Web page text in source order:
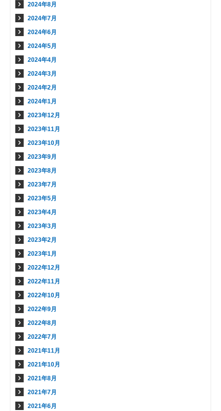
2024年8月
2024年7月
2024年6月
2024年5月
2024年4月
2024年3月
2024年2月
2024年1月
2023年12月
2023年11月
2023年10月
2023年9月
2023年8月
2023年7月
2023年5月
2023年4月
2023年3月
2023年2月
2023年1月
2022年12月
2022年11月
2022年10月
2022年9月
2022年8月
2022年7月
2021年11月
2021年10月
2021年8月
2021年7月
2021年6月